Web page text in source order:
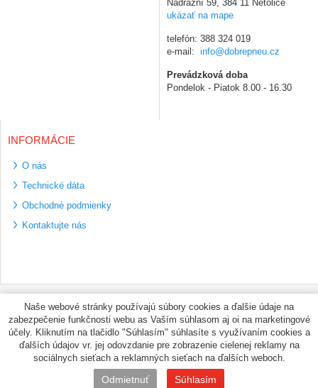
Nádražní 59, 384 11 Netolice
ukázať na mape
telefón: 388 324 019
e-mail: info@dobrepneu.cz
Prevádzková doba
Pondelok - Piatok 8.00 - 16.30
INFORMÁCIE
O nás
Technické dáta
Obchodné podmienky
Kontaktujte nás
Bezpečné platební
metody
Využíváme zasílání
PPL
© PNEUMAX.SK 2026 by
Naše webové stránky používajú súbory cookies a ďalšie údaje na
zabezpečenie funkčnosti webu as Vaším súhlasom aj oi na marketingové
účely. Kliknutím na tlačidlo "Súhlasím" súhlasíte s využívaním cookies a
ďalších údajov vr. jej odovzdanie pre zobrazenie cielenej reklamy na
sociálnych sieťach a reklamných sieťach na ďalších weboch.
Odmietnuť Súhlasím